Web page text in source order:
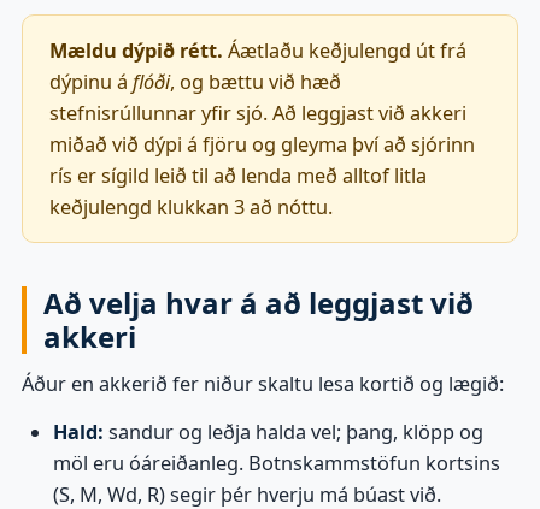
Mældu dýpið rétt. Áætlaðu keðjulengd út frá
dýpinu á flóði, og bættu við hæð
stefnisrúllunnar yfir sjó. Að leggjast við akkeri
miðað við dýpi á fjöru og gleyma því að sjórinn
rís er sígild leið til að lenda með alltof litla
keðjulengd klukkan 3 að nóttu.
Að velja hvar á að leggjast við
akkeri
Áður en akkerið fer niður skaltu lesa kortið og lægið:
Hald: sandur og leðja halda vel; þang, klöpp og
möl eru óáreiðanleg. Botnskammstöfun kortsins
(S, M, Wd, R) segir þér hverju má búast við.